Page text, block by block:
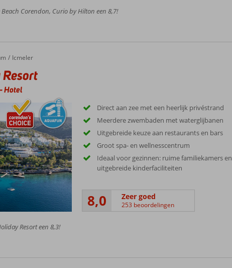
Corendon, Curio by Hilton een 8,7!
Icmeler
-Hotel
Direct aan zee met een heerlijk privéstrand
Meerdere zwembaden met waterglijbanen
Uitgebreide keuze aan restaurants en bars
Groot spa- en wellnesscentrum
Ideaal voor gezinnen: ruime familiekamers en
uitgebreide kinderfaciliteiten
8,0 Zeer goed
253 beoordelingen
Resort een 8,3!